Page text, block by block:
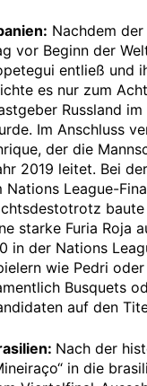
Nachdem der
vor Beginn der
entließ und
es nur zum
Russland
Im Anschluss
der die
2019 leitet. Bei
Nations League-
baute
starke Furia Roja
in der Nations
wie Pedri
Busquets
auf den
Nach der
in die